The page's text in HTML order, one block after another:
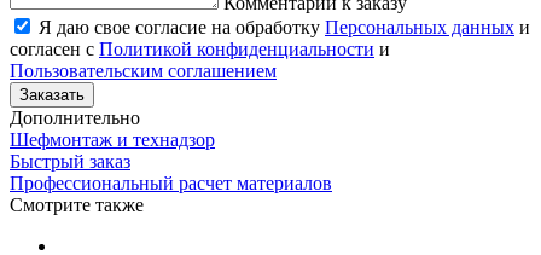
Я даю свое согласие на обработку Персональных данных и
согласен с Политикой конфиденциальности и
Пользовательским соглашением
Заказать
Дополнительно
Шефмонтаж и технадзор
Быстрый заказ
Профессиональный расчет материалов
Смотрите также